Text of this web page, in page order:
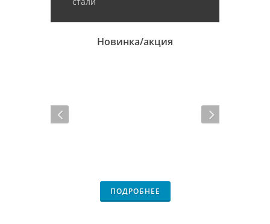
Новинка/акция
ПОДРОБНЕЕ